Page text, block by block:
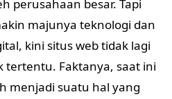
perusahaan besar. Tapi
majunya teknologi dan
kini situs web tidak lagi
tertentu. Faktanya, saat ini
menjadi suatu hal yang